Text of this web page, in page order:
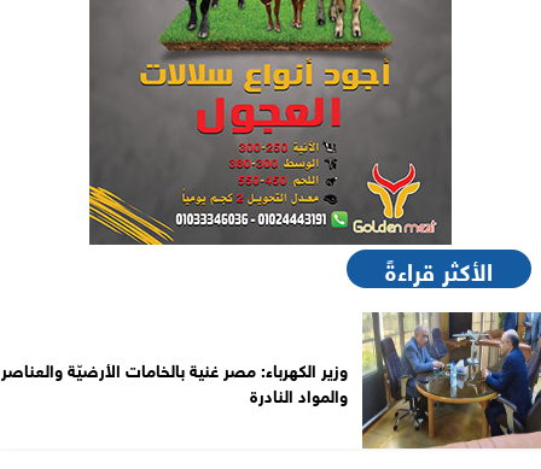
الأكثر قراءةً
وزير الكهرباء: مصر غنية بالخامات الأرضيّة والعناصر
والمواد النادرة